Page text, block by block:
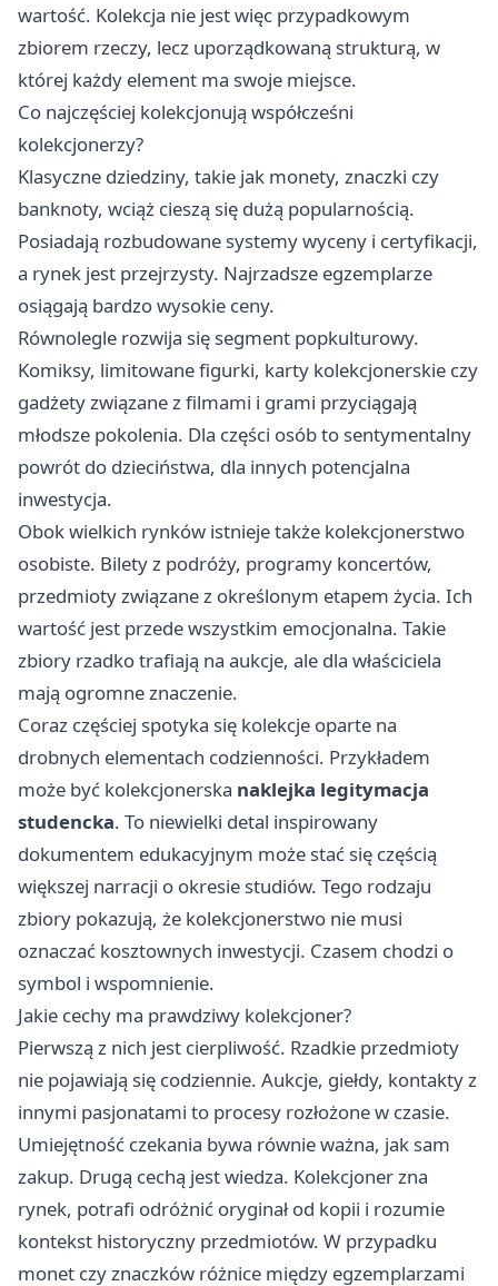
wartość. Kolekcja nie jest więc przypadkowym
zbiorem rzeczy, lecz uporządkowaną strukturą, w
której każdy element ma swoje miejsce.
Co najczęściej kolekcjonują współcześni
kolekcjonerzy?
Klasyczne dziedziny, takie jak monety, znaczki czy
banknoty, wciąż cieszą się dużą popularnością.
Posiadają rozbudowane systemy wyceny i certyfikacji,
a rynek jest przejrzysty. Najrzadsze egzemplarze
osiągają bardzo wysokie ceny.
Równolegle rozwija się segment popkulturowy.
Komiksy, limitowane figurki, karty kolekcjonerskie czy
gadżety związane z filmami i grami przyciągają
młodsze pokolenia. Dla części osób to sentymentalny
powrót do dzieciństwa, dla innych potencjalna
inwestycja.
Obok wielkich rynków istnieje także kolekcjonerstwo
osobiste. Bilety z podróży, programy koncertów,
przedmioty związane z określonym etapem życia. Ich
wartość jest przede wszystkim emocjonalna. Takie
zbiory rzadko trafiają na aukcje, ale dla właściciela
mają ogromne znaczenie.
Coraz częściej spotyka się kolekcje oparte na
drobnych elementach codzienności. Przykładem
może być kolekcjonerska naklejka legitymacja
studencka. To niewielki detal inspirowany
dokumentem edukacyjnym może stać się częścią
większej narracji o okresie studiów. Tego rodzaju
zbiory pokazują, że kolekcjonerstwo nie musi
oznaczać kosztownych inwestycji. Czasem chodzi o
symbol i wspomnienie.
Jakie cechy ma prawdziwy kolekcjoner?
Pierwszą z nich jest cierpliwość. Rzadkie przedmioty
nie pojawiają się codziennie. Aukcje, giełdy, kontakty z
innymi pasjonatami to procesy rozłożone w czasie.
Umiejętność czekania bywa równie ważna, jak sam
zakup. Drugą cechą jest wiedza. Kolekcjoner zna
rynek, potrafi odróżnić oryginał od kopii i rozumie
kontekst historyczny przedmiotów. W przypadku
monet czy znaczków różnice między egzemplarzami